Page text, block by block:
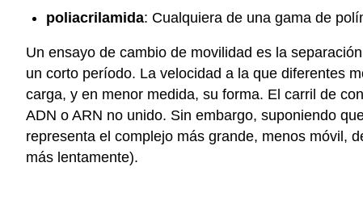
poliacrilamida: Cualquiera de una gama de
Un ensayo de cambio de movilidad es la
un corto período. La velocidad a la que diferentes
carga, y en menor medida, su forma. El carril de
ADN o ARN no unido. Sin embargo, suponiendo
representa el complejo más grande, menos móvil,
más lentamente).